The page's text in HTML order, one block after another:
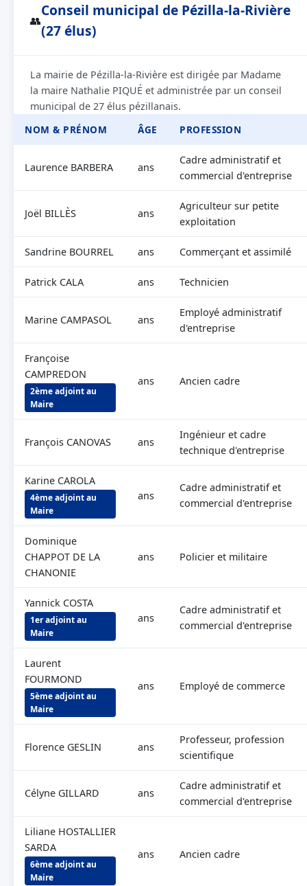
👥
Conseil municipal de Pézilla-la-Rivière
(27 élus)
La mairie de Pézilla-la-Rivière est dirigée par Madame
la maire Nathalie PIQUÉ et administrée par un conseil
municipal de 27 élus pézillanais.
NOM & PRÉNOM
ÂGE PROFESSION
Laurence BARBERA ans
Cadre administratif et
commercial d'entreprise
Joël BILLÈS ans
Agriculteur sur petite
exploitation
Sandrine BOURREL ans Commerçant et assimilé
Patrick CALA ans Technicien
Marine CAMPASOL ans
Employé administratif
d'entreprise
Françoise
CAMPREDON
2ème adjoint au
Maire
ans Ancien cadre
François CANOVAS ans
Ingénieur et cadre
technique d'entreprise
Karine CAROLA
4ème adjoint au
Maire
ans
Cadre administratif et
commercial d'entreprise
Dominique
CHAPPOT DE LA
CHANONIE
ans Policier et militaire
Yannick COSTA
1er adjoint au
Maire
ans
Cadre administratif et
commercial d'entreprise
Laurent
FOURMOND
5ème adjoint au
Maire
ans Employé de commerce
Florence GESLIN ans
Professeur, profession
scientifique
Célyne GILLARD ans
Cadre administratif et
commercial d'entreprise
Liliane HOSTALLIER
SARDA
6ème adjoint au
Maire
ans Ancien cadre